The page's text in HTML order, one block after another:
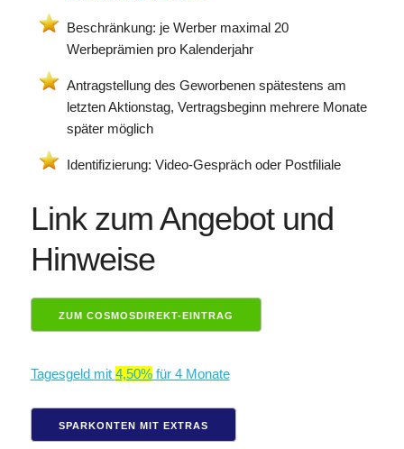
Beschränkung: je Werber maximal 20
Werbeprämien pro Kalenderjahr
Antragstellung des Geworbenen spätestens am
letzten Aktionstag, Vertragsbeginn mehrere Monate
später möglich
Identifizierung: Video-Gespräch oder Postfiliale
Link zum Angebot und
Hinweise
ZUM COSMOSDIREKT-EINTRAG
Tagesgeld mit 4,50%für 4 Monate
SPARKONTEN MIT EXTRAS